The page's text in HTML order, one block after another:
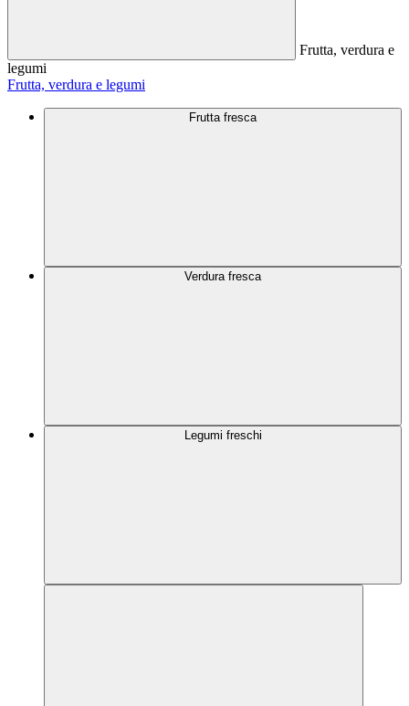
Frutta, verdura e
legumi
Frutta, verdura e legumi
Frutta fresca
Verdura fresca
Legumi freschi